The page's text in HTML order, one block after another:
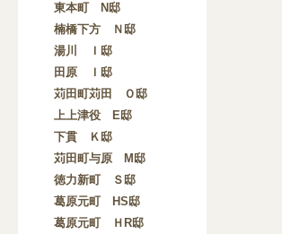
東本町 N邸
楠橋下方 Ｎ邸
湯川 Ｉ邸
田原 Ｉ邸
苅田町苅田 Ｏ邸
上上津役 E邸
下貫 Ｋ邸
苅田町与原 M邸
徳力新町 Ｓ邸
葛原元町 HS邸
葛原元町 ＨR邸